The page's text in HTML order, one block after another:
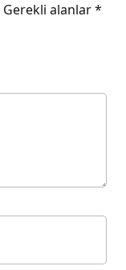
Gerekli alanlar*